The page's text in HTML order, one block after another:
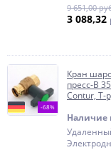
9 651,00
3 088,32
-68%
Кран
пресс-В
Contur, Т-
Наличие